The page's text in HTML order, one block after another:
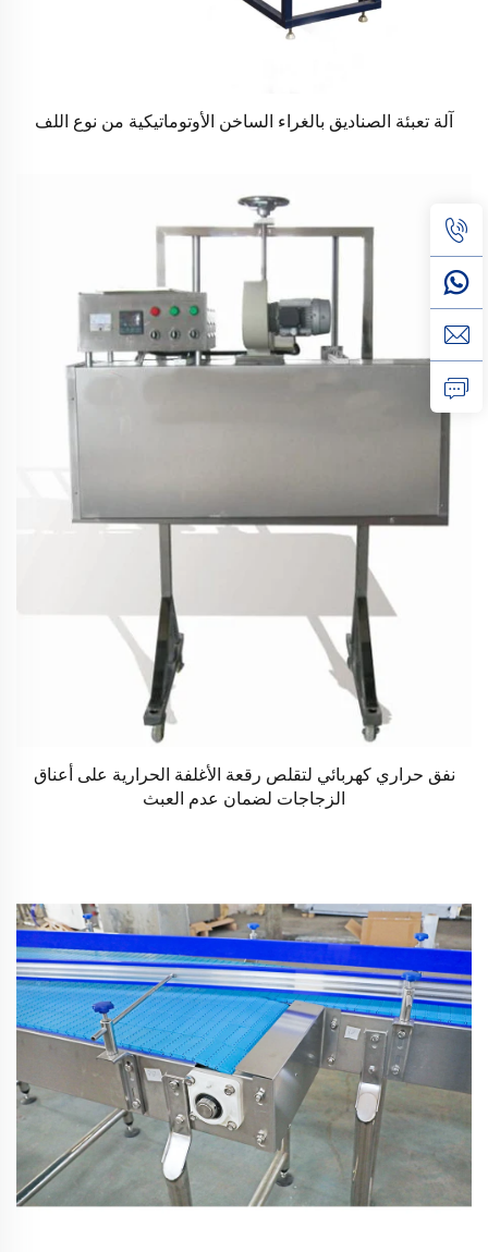
آلة تعبئة الصناديق بالغراء الساخن الأوتوماتيكية من نوع اللف
نفق حراري كهربائي لتقلص رقعة الأغلفة الحرارية على أعناق
الزجاجات لضمان عدم العبث